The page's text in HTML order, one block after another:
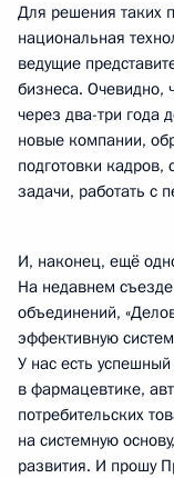
Для решения таких
национальная
ведущие
бизнеса. Очевидно,
через два-три года
новые компании,
подготовки
задачи, работать с
И, наконец, ещё
На недавнем
объединений,
эффективную
У нас есть
в фармацевтике,
потребительских
на системную
развития. И прошу